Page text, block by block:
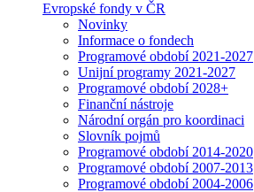
Evropské fondy v ČR
Novinky
Informace o fondech
Programové období 2021-2027
Unijní programy 2021-2027
Programové období 2028+
Finanční nástroje
Národní orgán pro koordinaci
Slovník pojmů
Programové období 2014-2020
Programové období 2007-2013
Programové období 2004-2006